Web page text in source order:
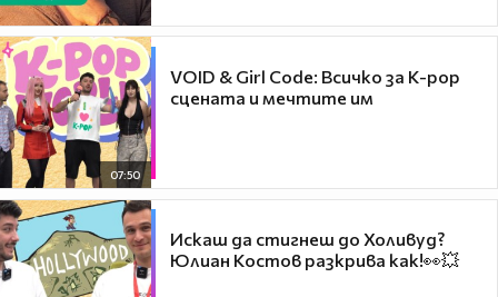
07:50
VOID & Girl Code: Всичко за K-pop
сцената и мечтите им
Искаш да стигнеш до Холивуд?
Юлиан Костов разкрива как!👀💥